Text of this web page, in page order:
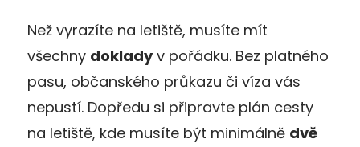
Než vyrazíte na letiště, musíte mít
všechny dokladyv pořádku. Bez platného
pasu, občanského průkazu či víza vás
nepustí. Dopředu si připravte plán cesty
na letiště, kde musíte být minimálně dvě